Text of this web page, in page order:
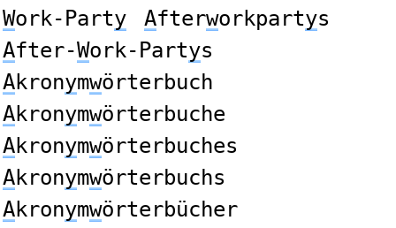
Work-Party Afterworkpartys
After-Work-Partys
Akronymwörterbuch
Akronymwörterbuche
Akronymwörterbuches
Akronymwörterbuchs
Akronymwörterbücher